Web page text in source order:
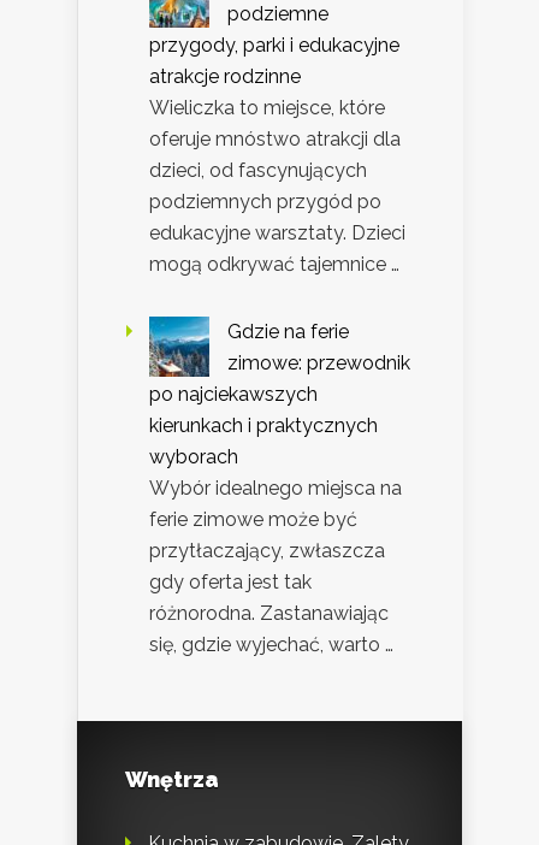
podziemne
przygody, parki i edukacyjne
atrakcje rodzinne
Wieliczka to miejsce, które
oferuje mnóstwo atrakcji dla
dzieci, od fascynujących
podziemnych przygód po
edukacyjne warsztaty. Dzieci
mogą odkrywać tajemnice …
Gdzie na ferie
zimowe: przewodnik
po najciekawszych
kierunkach i praktycznych
wyborach
Wybór idealnego miejsca na
ferie zimowe może być
przytłaczający, zwłaszcza
gdy oferta jest tak
różnorodna. Zastanawiając
się, gdzie wyjechać, warto …
Wnętrza